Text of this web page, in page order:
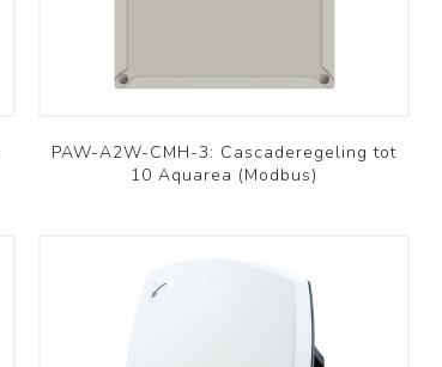
PAW-A2W-CMH-3: Cascaderegeling tot
10 Aquarea (Modbus)